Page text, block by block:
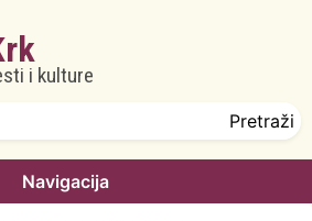
i kulture
Navigacija